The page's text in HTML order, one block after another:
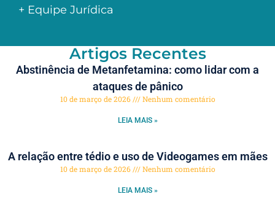
+ Equipe Jurídica
Artigos Recentes
Abstinência de Metanfetamina: como lidar com a
ataques de pânico
10 de março de 2026 Nenhum comentário
LEIA MAIS »
A relação entre tédio e uso de Videogames em mães
10 de março de 2026 Nenhum comentário
LEIA MAIS »